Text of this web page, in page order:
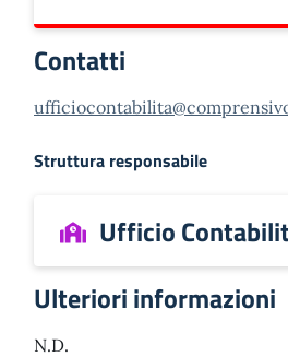
Contatti
Struttura responsabile
Ufficio
Ulteriori informazioni
N.D.